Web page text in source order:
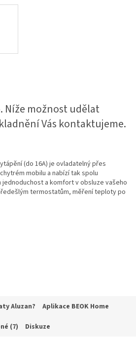
Níže možnost udělat
Vás kontaktujeme.
(do 16A) je ovladatelný přes
mobilu a nabízí tak spolu
a komfort v obsluze vašeho
termostatům, měření teploty po
Aluzan? Aplikace BEOK Home
(7) Diskuze